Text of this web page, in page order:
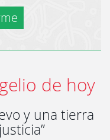
de hoy
y una tierra